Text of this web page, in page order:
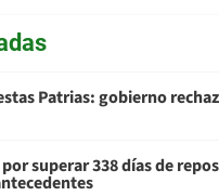
Patrias: gobierno
superar 338 días de